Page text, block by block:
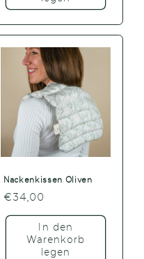
Nackenkissen Oliven
Normaler
Preis
€34,00
In den
Warenkorb
legen